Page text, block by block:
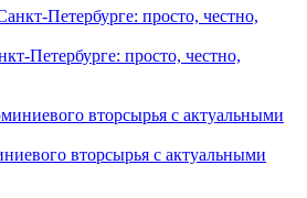
Петербурге: просто, честно,
вторсырья с актуальными